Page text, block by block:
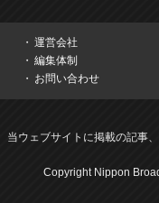
運営会社
編集体制
お問い合わせ
当ウェブサイトに掲載の記事
Copyright Nippon